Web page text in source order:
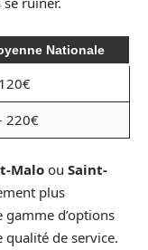
Nationale
220€
Maloou Saint-
plus
d’options
de service.